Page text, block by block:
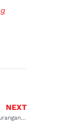
NEXT
Kelebihan dan Kekurangan Honda Civic 2008